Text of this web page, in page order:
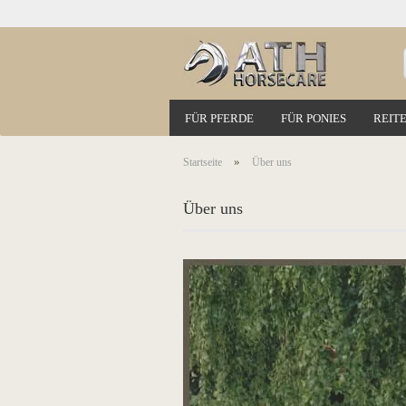
FÜR PFERDE FÜR PONIES
Startseite » Über uns
Über uns